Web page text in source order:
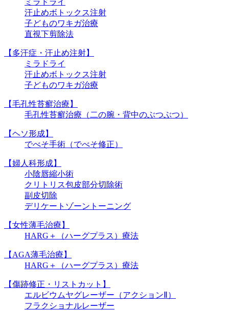
汗止めボトックス注射
子どものワキガ治療
直視下剪除法
【多汗症・汗止め注射】
ミラドライ
汗止めボトックス注射
子どものワキガ治療
【⽑孔性苔癬治療】
⽑孔性苔癬治療（⼆の腕・背中のぶつぶつ）
【ヘソ形成】
でべそ手術（でべそ修正）
【婦人科形成】
小陰唇縮小術
クリトリス包皮部分切除術
副皮切除
デリケートゾーントーニング
【女性薄毛治療】
HARG＋（ハーグプラス）療法
【AGA薄毛治療】
HARG＋（ハーグプラス）療法
【傷跡修正・リストカット】
エルビウムヤグレーザー（アクションⅡ）
フラクショナルレーザー